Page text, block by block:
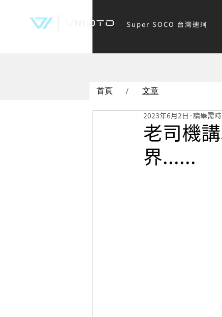
Super SOCO 台灣速珂
首頁 / 文章
老司機
界......
2023年6月2日 讀畢需